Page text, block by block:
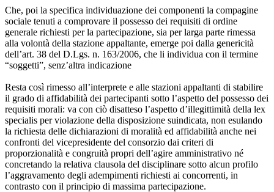
Che, poi la specifica individuazione dei componenti la compagine
sociale tenuti a comprovare il possesso dei requisiti di ordine
generale richiesti per la partecipazione, sia per larga parte rimessa
alla volontà della stazione appaltante, emerge poi dalla genericità
dell’art. 38 del D.Lgs. n. 163/2006, che li individua con il termine
“soggetti”, senz’altra indicazione
Resta così rimesso all’interprete e alle stazioni appaltanti di stabilire
il grado di affidabilità dei partecipanti sotto l’aspetto del possesso dei
requisiti morali: va con ciò disatteso l’aspetto d’illegittimità della lex
specialis per violazione della disposizione suindicata, non esulando
la richiesta delle dichiarazioni di moralità ed affidabilità anche nei
confronti del vicepresidente del consorzio dai criteri di
proporzionalità e congruità propri dell’agire amministrativo né
concretando la relativa clausola del disciplinare sotto alcun profilo
l’aggravamento degli adempimenti richiesti ai concorrenti, in
contrasto con il principio di massima partecipazione.